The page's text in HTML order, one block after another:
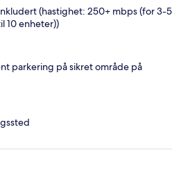
(hastighet: 250+ mbps (for 3-5
10 enheter))
parkering på sikret område på